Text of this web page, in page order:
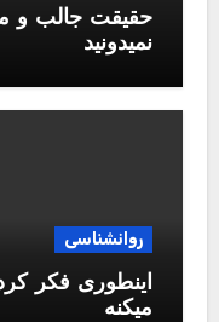
حقیقت جالب و
نمیدونید
روانشناسی
اینطوری فکر
میکنه